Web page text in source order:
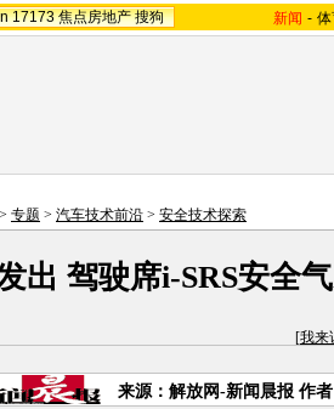
17173 焦点房地产 搜狗 新闻 -
> 专题 > 汽车技术前沿 > 安全技术探索
出 驾驶席i-SRS安全
[我来
来源：解放网-新闻晨报 作